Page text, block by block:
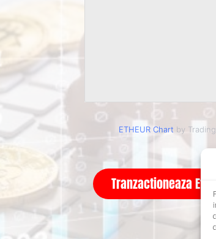
ETHEUR Chart by
Tranzactioneaza